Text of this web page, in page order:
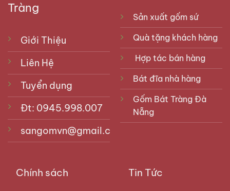
Tràng
Giới Thiệu
Liên Hệ
Tuyển dụng
Đt: 0945.998.007
sangomvn@gmail.com
Sản xuất gốm sứ
Quà tặng khách hàng
Hợp tác bán hàng
Bát đĩa nhà hàng
Gốm Bát Tràng Đà
Nẵng
Chính sách Tin Tức